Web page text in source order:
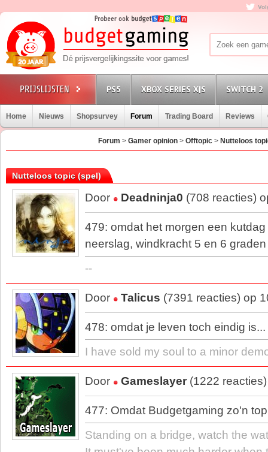
PS5 XBOX SERIES X|S SWITCH 2
Home Nieuws Shopsurvey Forum Trading Board Reviews
Forum >Gamer opinion >Offtopic > Nutteloos
Nutteloos topic (spel)
Door Deadninja0 (708 reacties)
479: omdat het morgen een
neerslag, windkracht 5 en 6 graden
--
Door Talicus (7391 reacties) op
478: omdat je leven toch eindig is...
I have sold my soul to a minor
Door Gameslayer (1222
477: Omdat Budgetgaming zo'n
Standing on a bridge, watch the